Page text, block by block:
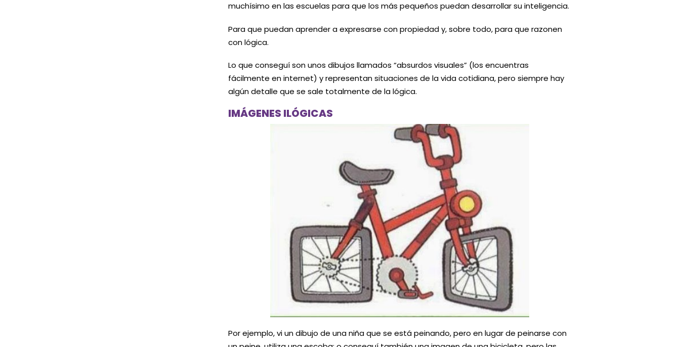
muchísimo en las escuelas para que los más pequeños puedan desarrollar su inteligencia.
Para que puedan aprender a expresarse con propiedad y, sobre todo, para que razonen
con lógica.
Lo que conseguí son unos dibujos llamados “absurdos visuales” (los encuentras
fácilmente en internet) y representan situaciones de la vida cotidiana, pero siempre hay
algún detalle que se sale totalmente de la lógica.
IMÁGENES ILÓGICAS
Por ejemplo, vi un dibujo de una niña que se está peinando, pero en lugar de peinarse con